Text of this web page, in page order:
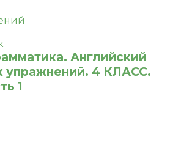
Английский
упражнений. 4 КЛАСС.
1